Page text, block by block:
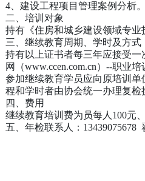
4、建设工程项目管理案例分析。
二、培训对象
持有《住房和城乡建设领域专业
三、继续教育周期、学时及方式
持有以上证书者每三年应接受
网（www.ccen.com.cn）--职业培
参加继续教育学员应向原培训
程和学时者由协会统一办理复检
四、费用
继续教育培训费为员每人100元
五、年检联系人：13439075678